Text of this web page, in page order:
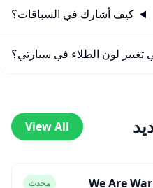
كيف أشارك في السباقات؟
تغيير لون الطلاء في سيارتي؟
View All
We Are محدث